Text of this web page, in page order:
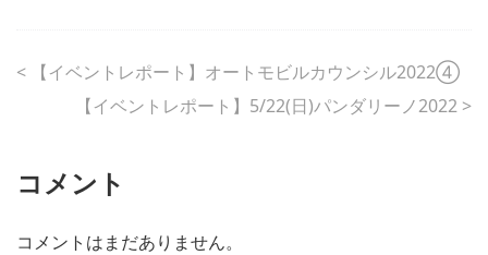
<
【イベントレポート】オートモビルカウンシル2022④
【イベントレポート】5/22(日)パンダリーノ2022 >
コメント
コメントはまだありません。